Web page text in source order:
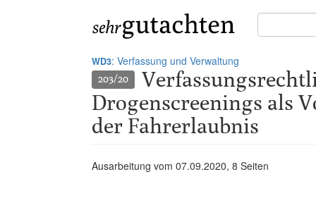
Suche
in
WD3: Verfassung und Verwaltung
203/20
Drogenscreenings als
der Fahrerlaubnis
Ausarbeitung vom 07.09.2020, 8 Seiten